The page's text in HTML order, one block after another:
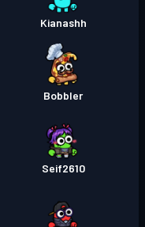
Kianashh
Bobbler
Seif2610